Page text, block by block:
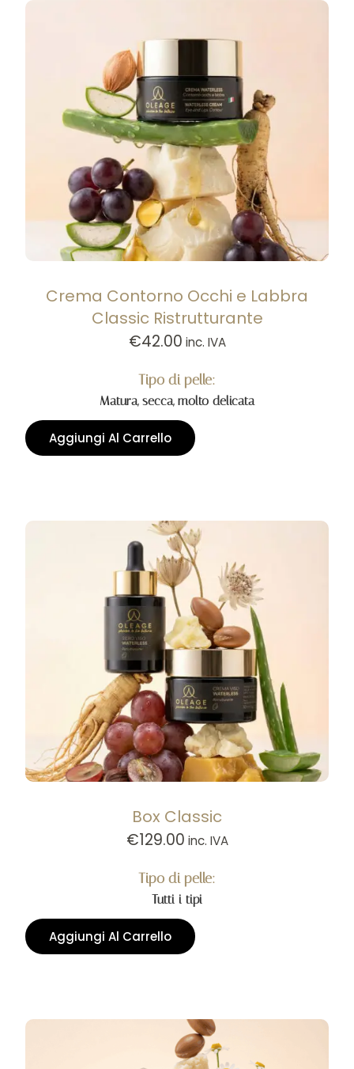
Crema Contorno Occhi e Labbra
Classic Ristrutturante
€42.00 inc. IVA
Tipo di pelle:
Matura, secca, molto delicata
Aggiungi Al Carrello
Box Classic
€129.00 inc. IVA
Tipo di pelle:
Tutti i tipi
Aggiungi Al Carrello